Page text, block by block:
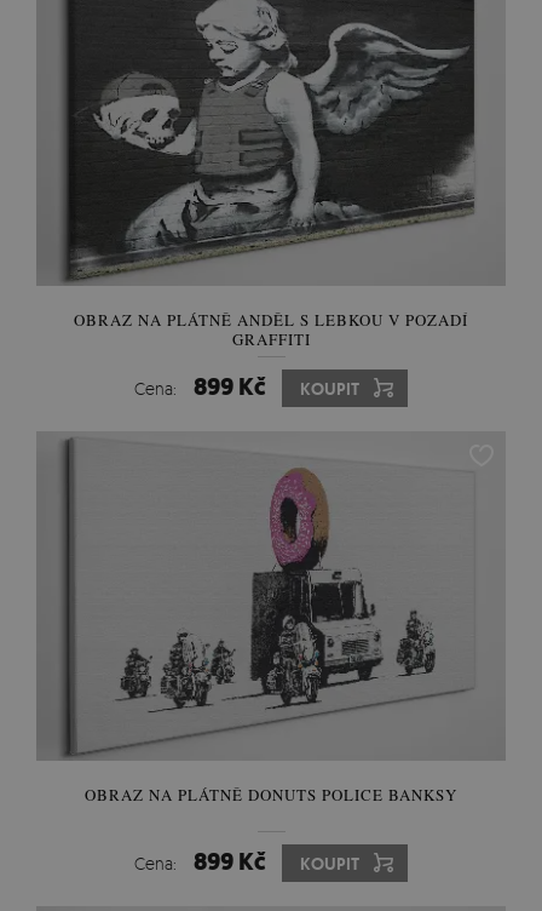
OBRAZ NA PLÁTNĚ ANDĚL S LEBKOU V POZADÍ
GRAFFITI
Cena: 899 Kč KOUPIT
OBRAZ NA PLÁTNĚ DONUTS POLICE BANKSY
Cena: 899 Kč KOUPIT